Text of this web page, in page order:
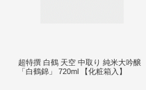
超特撰 白鶴 天空 中取り 純米大吟醸
「白鶴錦」 720ml 【化粧箱入】